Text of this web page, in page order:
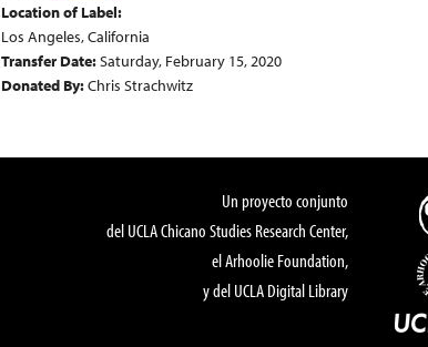
Location of Label:
Los Angeles, California
Transfer Date:Saturday, February 15, 2020
Donated By:Chris Strachwitz
Un proyecto conjunto
del UCLA Chicano Studies Research Center,
el Arhoolie Foundation,
y del UCLA Digital Library